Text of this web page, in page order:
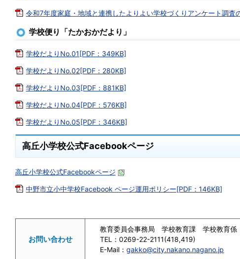
令和7年度家庭・地域と連携したよりよい学校づくりアンケート調査
学校便り「たかおかだより」
学校だよりNo.01[PDF：349KB]
学校だよりNo.02[PDF：280KB]
学校だよりNo.03[PDF：881KB]
学校だよりNo.04[PDF：576KB]
学校だよりNo.05[PDF：346KB]
高丘小学校公式Facebookページ
高丘小学校公式Facebookページ
中野市立小中学校Facebook ページ運用ポリシー[PDF：146KB]
お問い合わせ
教育委員会事務局 学校教育課 学校教育係
TEL：0269-22-2111(418,419)
E-Mail：gakko@city.nakano.nagano.jp